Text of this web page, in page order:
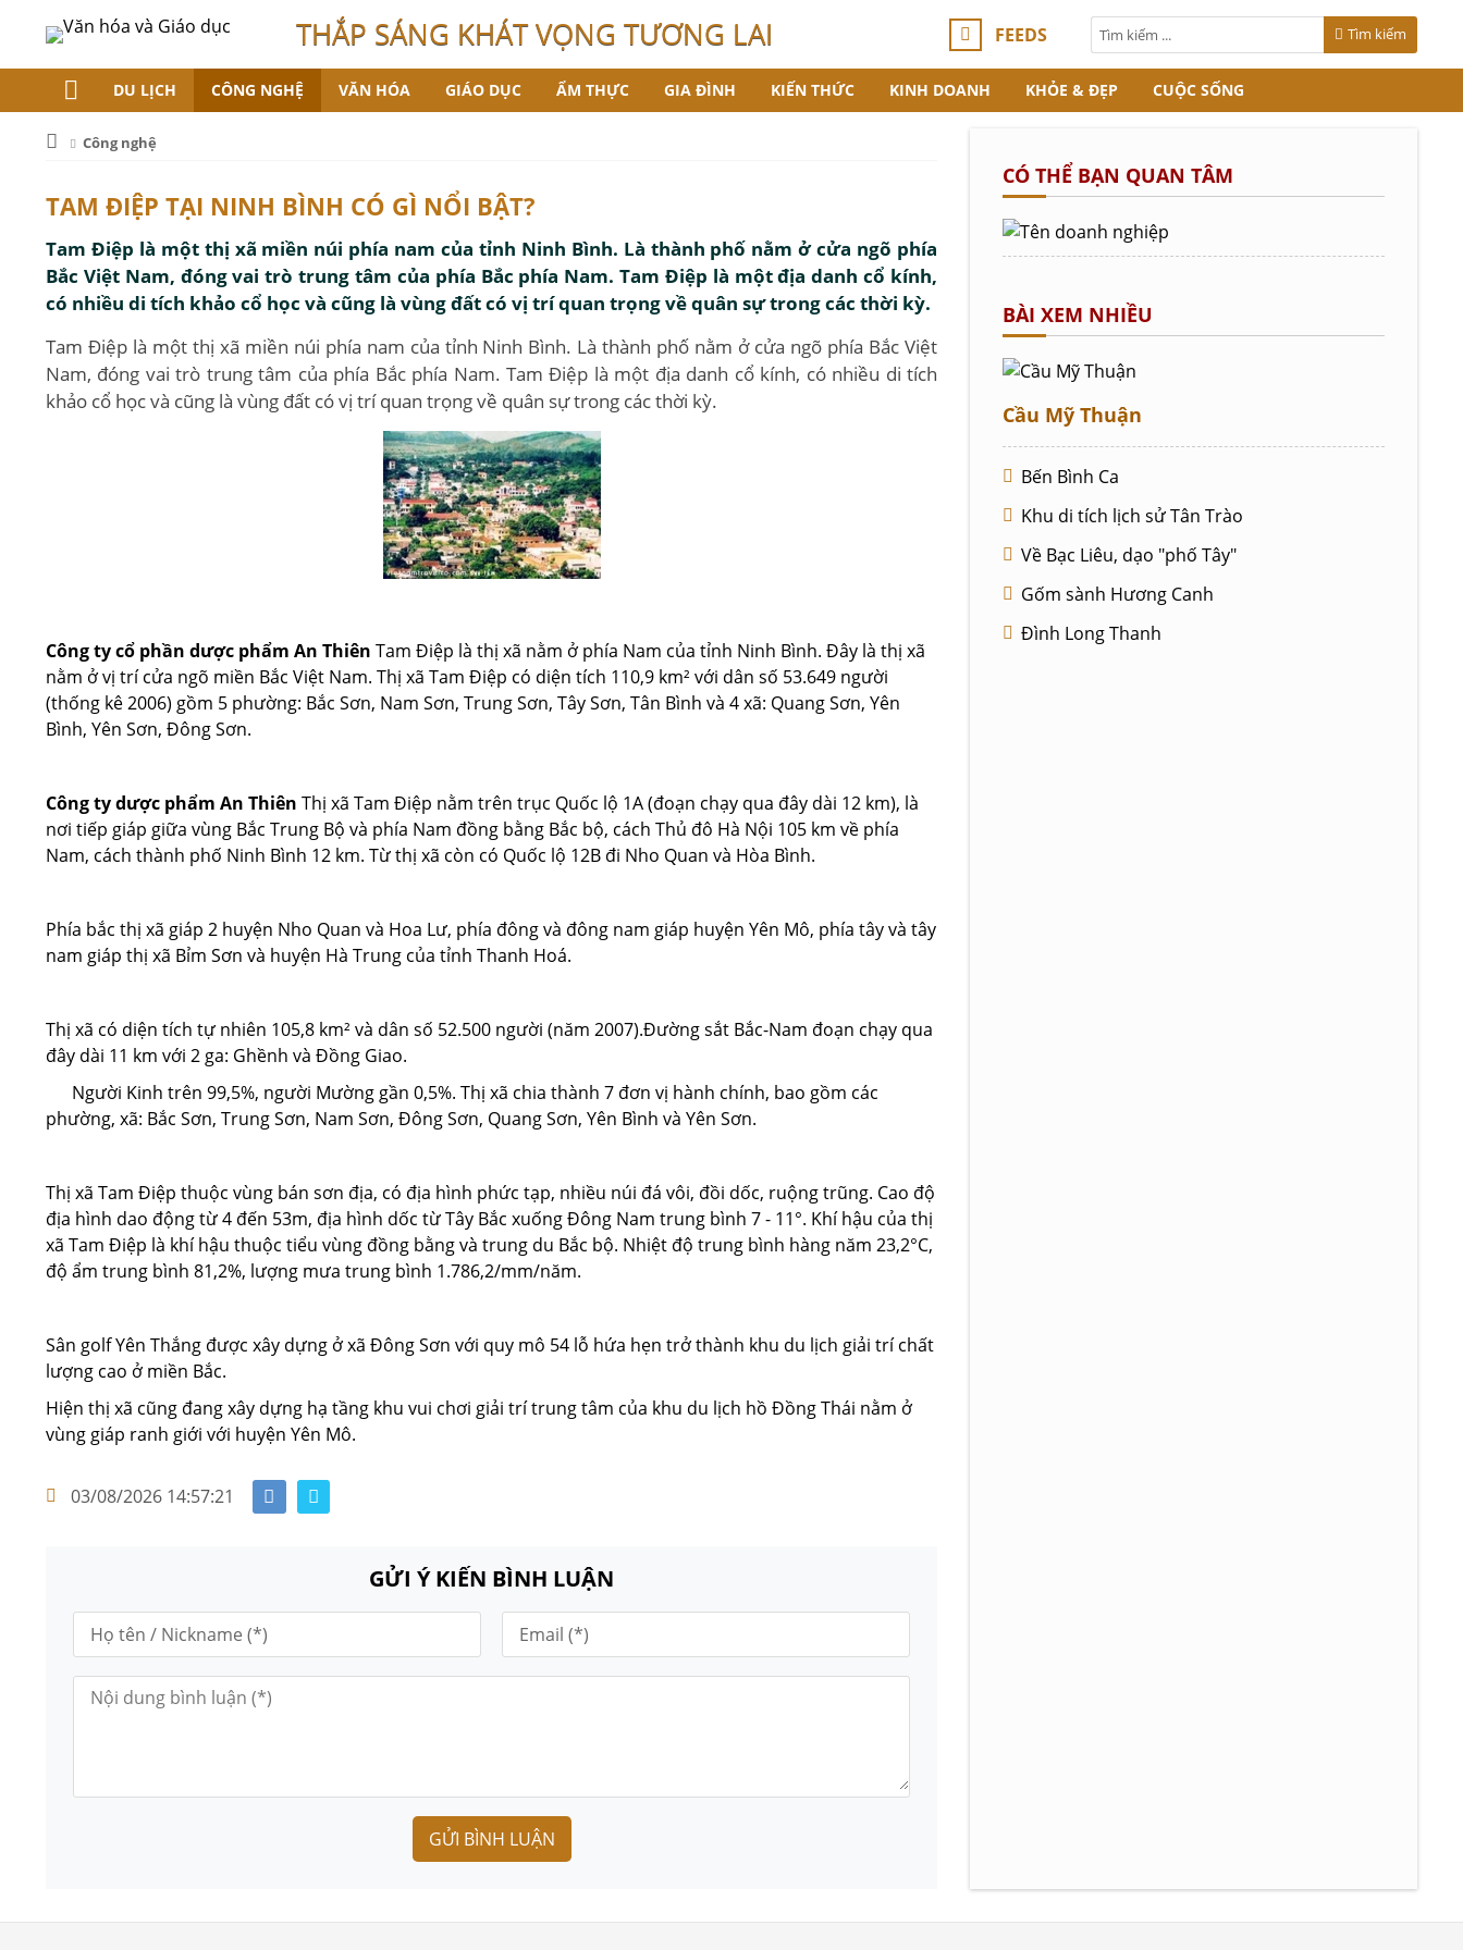
THẮP SÁNG KHÁT VỌNG TƯƠNG LAI FEEDS Tìm kiếm
DU LỊCH CÔNG NGHỆ VĂN HÓA GIÁO DỤC ẨM THỰC GIA ĐÌNH KIẾN THỨC KINH DOANH KHỎE & ĐẸP CUỘC SỐNG
Công nghệ
TAM ĐIỆP TẠI NINH BÌNH CÓ GÌ NỔI BẬT?
Tam Điệp là một thị xã miền núi phía nam của tỉnh Ninh Bình. Là thành phố nằm ở cửa ngõ phía
Bắc Việt Nam, đóng vai trò trung tâm của phía Bắc phía Nam. Tam Điệp là một địa danh cổ kính,
có nhiều di tích khảo cổ học và cũng là vùng đất có vị trí quan trọng về quân sự trong các thời kỳ.
Tam Điệp là một thị xã miền núi phía nam của tỉnh Ninh Bình. Là thành phố nằm ở cửa ngõ phía Bắc Việt
Nam, đóng vai trò trung tâm của phía Bắc phía Nam. Tam Điệp là một địa danh cổ kính, có nhiều di tích
khảo cổ học và cũng là vùng đất có vị trí quan trọng về quân sự trong các thời kỳ.
Công ty cổ phần dược phẩm An Thiên Tam Điệp là thị xã nằm ở phía Nam của tỉnh Ninh Bình. Đây là thị xã
nằm ở vị trí cửa ngõ miền Bắc Việt Nam. Thị xã Tam Điệp có diện tích 110,9 km² với dân số 53.649 người
(thống kê 2006) gồm 5 phường: Bắc Sơn, Nam Sơn, Trung Sơn, Tây Sơn, Tân Bình và 4 xã: Quang Sơn, Yên
Bình, Yên Sơn, Đông Sơn.
Công ty dược phẩm An Thiên Thị xã Tam Điệp nằm trên trục Quốc lộ 1A (đoạn chạy qua đây dài 12 km), là
nơi tiếp giáp giữa vùng Bắc Trung Bộ và phía Nam đồng bằng Bắc bộ, cách Thủ đô Hà Nội 105 km về phía
Nam, cách thành phố Ninh Bình 12 km. Từ thị xã còn có Quốc lộ 12B đi Nho Quan và Hòa Bình.
Phía bắc thị xã giáp 2 huyện Nho Quan và Hoa Lư, phía đông và đông nam giáp huyện Yên Mô, phía tây và tây
nam giáp thị xã Bỉm Sơn và huyện Hà Trung của tỉnh Thanh Hoá.
Thị xã có diện tích tự nhiên 105,8 km² và dân số 52.500 người (năm 2007).Đường sắt Bắc-Nam đoạn chạy qua
đây dài 11 km với 2 ga: Ghềnh và Đồng Giao.
Người Kinh trên 99,5%, người Mường gần 0,5%. Thị xã chia thành 7 đơn vị hành chính, bao gồm các
phường, xã: Bắc Sơn, Trung Sơn, Nam Sơn, Đông Sơn, Quang Sơn, Yên Bình và Yên Sơn.
Thị xã Tam Điệp thuộc vùng bán sơn địa, có địa hình phức tạp, nhiều núi đá vôi, đồi dốc, ruộng trũng. Cao độ
địa hình dao động từ 4 đến 53m, địa hình dốc từ Tây Bắc xuống Đông Nam trung bình 7 - 11°. Khí hậu của thị
xã Tam Điệp là khí hậu thuộc tiểu vùng đồng bằng và trung du Bắc bộ. Nhiệt độ trung bình hàng năm 23,2°C,
độ ẩm trung bình 81,2%, lượng mưa trung bình 1.786,2/mm/năm.
Sân golf Yên Thắng được xây dựng ở xã Đông Sơn với quy mô 54 lỗ hứa hẹn trở thành khu du lịch giải trí chất
lượng cao ở miền Bắc.
Hiện thị xã cũng đang xây dựng hạ tầng khu vui chơi giải trí trung tâm của khu du lịch hồ Đồng Thái nằm ở
vùng giáp ranh giới với huyện Yên Mô.
03/08/2026 14:57:21
GỬI Ý KIẾN BÌNH LUẬN
GỬI BÌNH LUẬN
CÓ THỂ BẠN QUAN TÂM
BÀI XEM NHIỀU
Cầu Mỹ Thuận
Bến Bình Ca
Khu di tích lịch sử Tân Trào
Về Bạc Liêu, dạo "phố Tây"
Gốm sành Hương Canh
Đình Long Thanh